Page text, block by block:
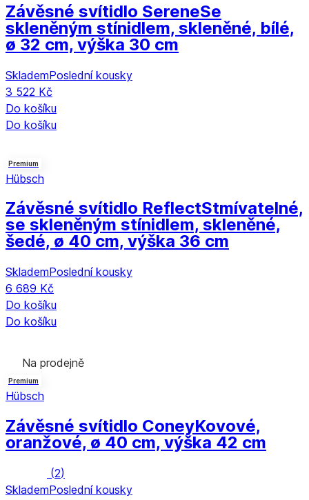
Závěsné svítidlo SereneSe
skleněným stínidlem, skleněné, bílé,
ø 32 cm, výška 30 cm
SklademPoslední kousky
3 522 Kč
Do košíku
Do košíku
Premium
Hübsch
Závěsné svítidlo ReflectStmívatelné,
se skleněným stínidlem, skleněné,
šedé, ø 40 cm, výška 36 cm
SklademPoslední kousky
6 689 Kč
Do košíku
Do košíku
Na prodejně
Premium
Hübsch
Závěsné svítidlo ConeyKovové,
oranžové, ø 40 cm, výška 42 cm
(2)
SklademPoslední kousky